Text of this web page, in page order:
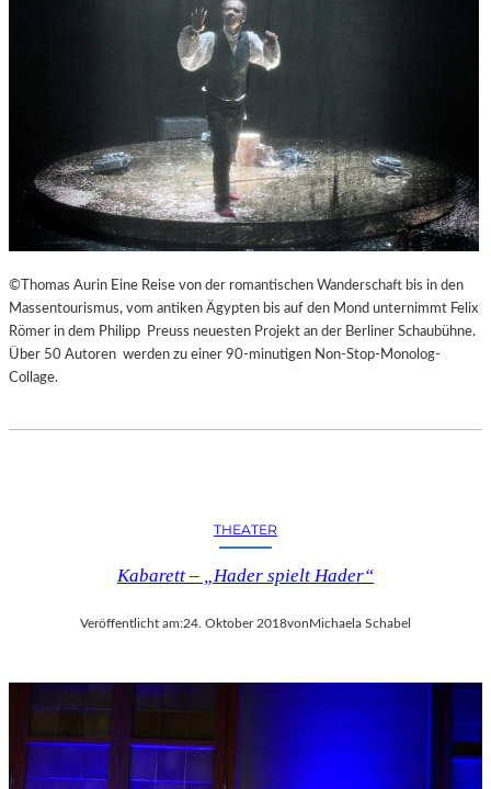
©Thomas Aurin Eine Reise von der romantischen Wanderschaft bis in den
Massentourismus, vom antiken Ägypten bis auf den Mond unternimmt Felix
Römer in dem Philipp Preuss neuesten Projekt an der Berliner Schaubühne.
Über 50 Autoren werden zu einer 90-minutigen Non-Stop-Monolog-
Collage.
THEATER
Kabarett – „Hader spielt Hader“
Veröffentlicht am:24. Oktober 2018vonMichaela Schabel